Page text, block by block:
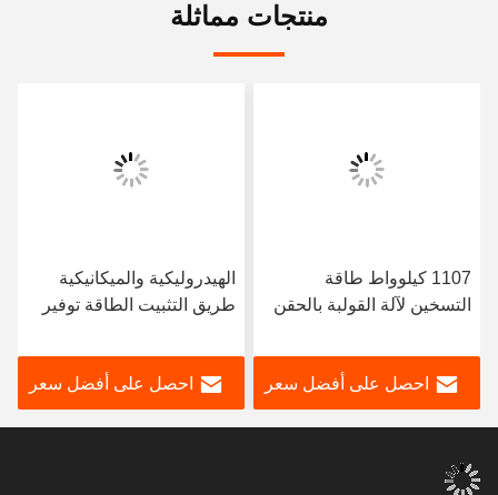
منتجات مماثلة
1107 كيلوواط طاقة
التسخين لآلة القولبة بالحقن
قولبة PVC، توفر بناءً قوياً
وإنتاجاً
احصل على أفضل سعر
الهيدروليكية والميكانيكية
طريق التثبيت الطاقة توفير
لPC الغرض العام الصناعية
احصل على أفضل سعر